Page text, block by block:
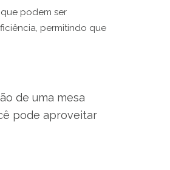
podem ser
permitindo que
de uma mesa
pode aproveitar